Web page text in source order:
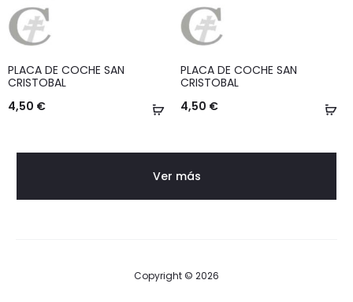
Añadir
carrito
PLACA DE COCHE SAN
CRISTOBAL
4,50 €
PLACA DE COCHE SAN
CRISTOBAL
4,50 €
Ver más
Copyright © 2026